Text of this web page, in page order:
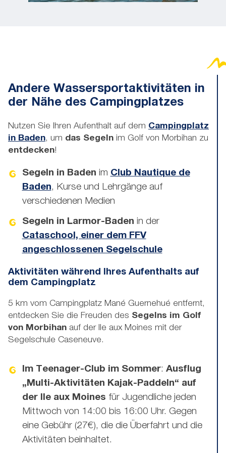
Andere Wassersportaktivitäten in
der Nähe des Campingplatzes
Nutzen Sie Ihren Aufenthalt auf dem Campingplatz
in Baden, um das Segeln im Golf von Morbihan zu
entdecken!
Segeln in Baden im Club Nautique de
Baden, Kurse und Lehrgänge auf
verschiedenen Medien
Segeln in Larmor-Baden in der
Cataschool, einer dem FFV
angeschlossenen Segelschule
Aktivitäten während Ihres Aufenthalts auf
dem Campingplatz
5 km vom Campingplatz Mané Guernehué entfernt,
entdecken Sie die Freuden des Segelns im Golf
von Morbihan auf der Ile aux Moines mit der
Segelschule Caseneuve.
Im Teenager-Club im Sommer: Ausflug
„Multi-Aktivitäten Kajak-Paddeln“ auf
der Ile aux Moines für Jugendliche jeden
Mittwoch von 14:00 bis 16:00 Uhr. Gegen
eine Gebühr (27€), die die Überfahrt und die
Aktivitäten beinhaltet.